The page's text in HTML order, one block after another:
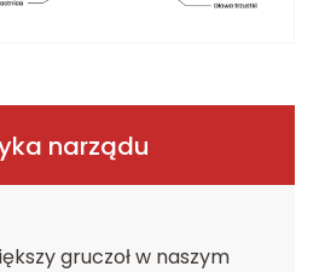
narządu
gruczoł w naszym